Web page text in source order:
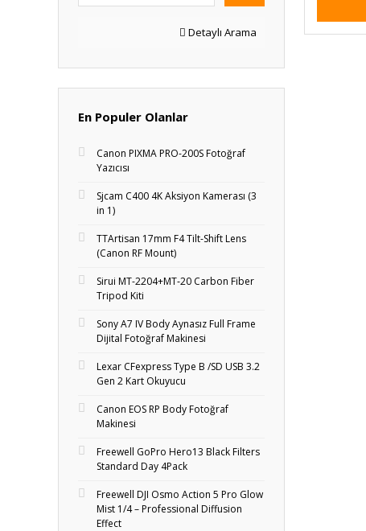
Detaylı Arama
En Populer Olanlar
Canon PIXMA PRO-200S Fotoğraf
Yazıcısı
Sjcam C400 4K Aksiyon Kamerası (3
in 1)
TTArtisan 17mm F4 Tilt-Shift Lens
(Canon RF Mount)
Sirui MT-2204+MT‑20 Carbon Fiber
Tripod Kiti
Sony A7 IV Body Aynasız Full Frame
Dijital Fotoğraf Makinesi
Lexar CFexpress Type B /SD USB 3.2
Gen 2 Kart Okuyucu
Canon EOS RP Body Fotoğraf
Makinesi
Freewell GoPro Hero13 Black Filters
Standard Day 4Pack
Freewell DJI Osmo Action 5 Pro Glow
Mist 1/4 – Professional Diffusion
Effect